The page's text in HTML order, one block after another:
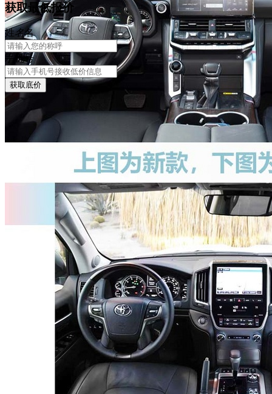
获取最低报价
姓名名
手机号
获取底价